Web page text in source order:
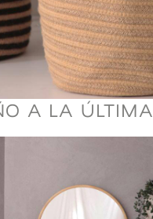
A LA ÚLTIMA